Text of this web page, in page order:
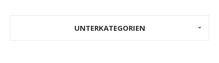
UNTERKATEGORIEN